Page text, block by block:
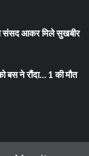
संसद आकर मिले सुखबीर
बस ने रौंदा… 1 की मौत